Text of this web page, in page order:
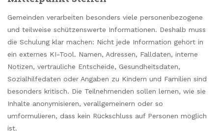
Gemeinden verarbeiten besonders viele personenbezogene
und teilweise schützenswerte Informationen. Deshalb muss
die Schulung klar machen: Nicht jede Information gehört in
ein externes KI-Tool. Namen, Adressen, Falldaten, interne
Notizen, vertrauliche Entscheide, Gesundheitsdaten,
Sozialhilfedaten oder Angaben zu Kindern und Familien sind
besonders kritisch. Die Teilnehmenden sollen lernen, wie sie
Inhalte anonymisieren, verallgemeinern oder so
umformulieren, dass kein Rückschluss auf Personen möglich
ist.